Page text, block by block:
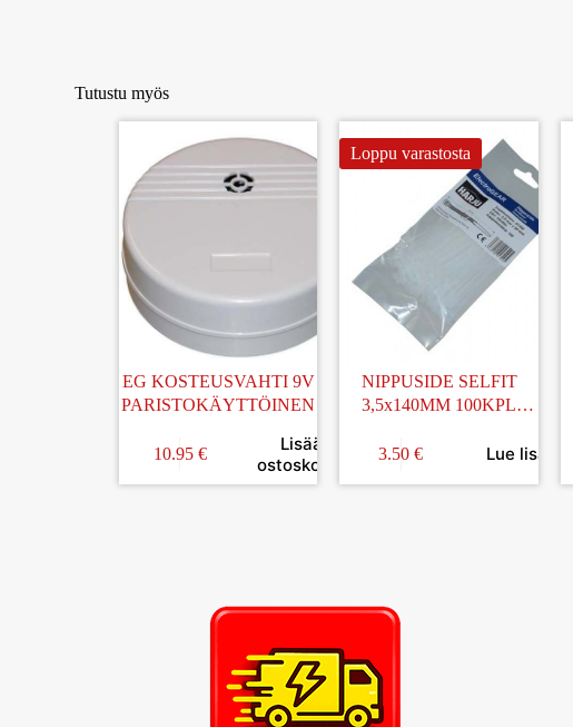
Tutustu myös
EG KOSTEUSVAHTI 9V
PARISTOKÄYTTÖINEN
10.95 €
Lisää
ostoskoriin
Loppu varastosta
NIPPUSIDE SELFIT
3,5x140MM 100KPL
3.50€ Lue lisää